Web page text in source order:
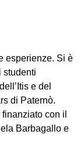
esperienze. Si è
studenti
e del
di Paternò.
con il
Barbagallo e